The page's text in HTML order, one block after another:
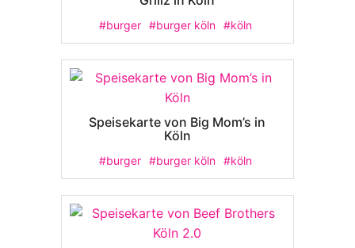
#burger #burger köln #köln
Speisekarte von Big Mom’s in
Köln
#burger #burger köln #köln